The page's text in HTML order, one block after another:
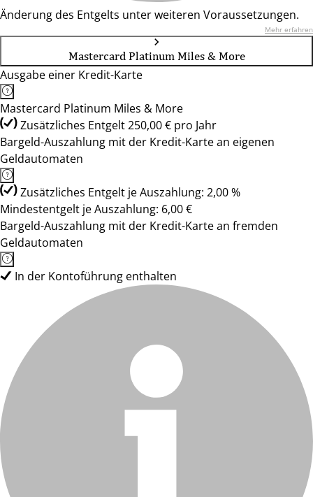
Änderung des Entgelts unter weiteren Voraussetzungen.
Mehr erfahren
Mastercard Platinum Miles & More
Ausgabe einer Kredit-Karte
Mastercard Platinum Miles & More
Zusätzliches Entgelt 250,00 € pro Jahr
Bargeld-Auszahlung mit der Kredit-Karte an eigenen
Geldautomaten
Zusätzliches Entgelt je Auszahlung: 2,00 %
Mindestentgelt je Auszahlung: 6,00 €
Bargeld-Auszahlung mit der Kredit-Karte an fremden
Geldautomaten
In der Kontoführung enthalten